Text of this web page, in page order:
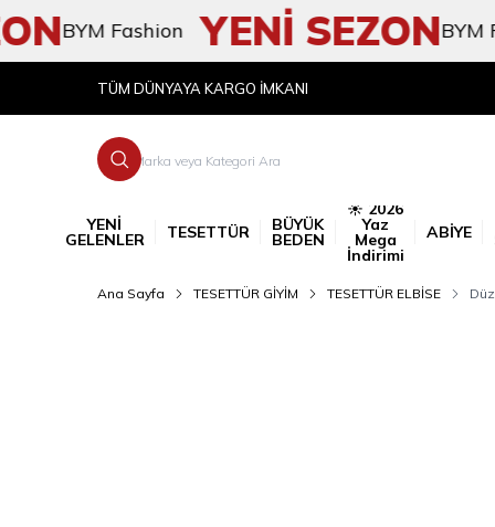
BYM Fashion YENİ SEZONBYM
TÜM DÜNYAYA KARGO İMKANI
YENİ
GELENLER TESETTÜR BÜYÜK
BEDEN
☀️ 2026
Yaz
Mega
İndirimi
ABİYE
Ana Sayfa TESETTÜR GİYİM TESETTÜR ELBİSE